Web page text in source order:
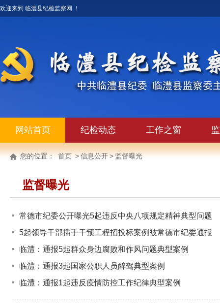
欢迎来到 临澧县纪检监察网 ！
网站首页 纪检动态 工作之窗
您的位置：首页>信息公开>监督曝光
监督曝光
常德市纪委公开曝光5起违反中央八项规定精神典型问题
5起领导干部插手干预工程招投标案例被常德市纪委通报
临澧：通报5起群众身边腐败和作风问题典型案例
临澧：通报3起国家公职人员醉驾典型案例
临澧：通报1起违反疫情防控工作纪律典型案例